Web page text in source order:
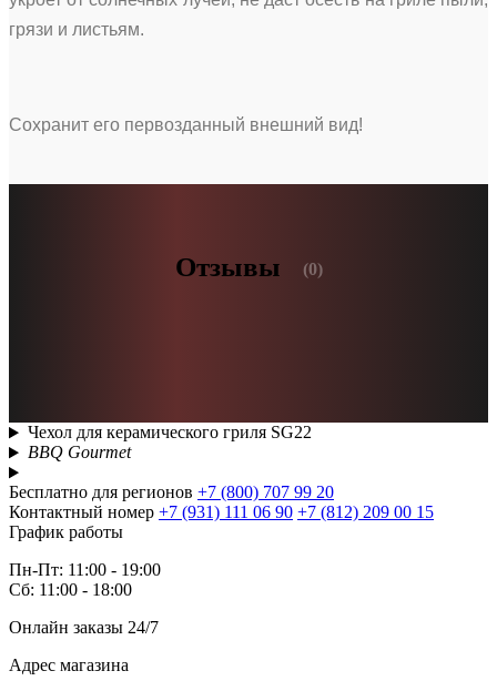
грязи и листьям.
Сохранит его первозданный внешний вид!
Отзывы (0)
Чехол для керамического гриля SG22
BBQ Gourmet
Бесплатно для регионов +7 (800) 707 99 20
Контактный номер +7 (931) 111 06 90 +7 (812) 209 00 15
График работы
Пн-Пт: 11:00 - 19:00
Сб: 11:00 - 18:00
Онлайн заказы 24/7
Адрес магазина